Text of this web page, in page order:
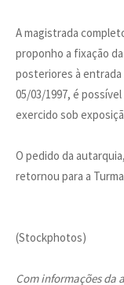
A magistrada
proponho a fixação
posteriores à entrada
05/03/1997, é
exercido sob
O pedido da
retornou para a
(Stockphotos)
Com informações da